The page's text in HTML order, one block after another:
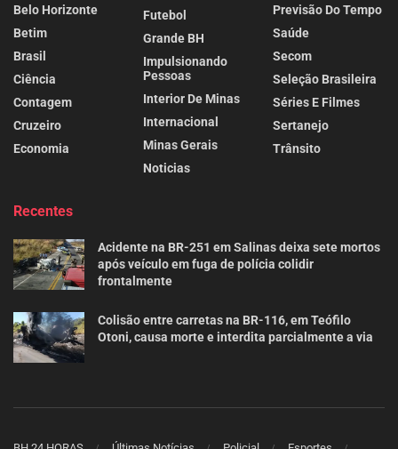
Belo Horizonte
Betim
Brasil
Ciência
Contagem
Cruzeiro
Economia
Futebol
Grande BH
Impulsionando
Pessoas
Interior De Minas
Internacional
Minas Gerais
Noticias
Previsão Do Tempo
Saúde
Secom
Seleção Brasileira
Séries E Filmes
Sertanejo
Trânsito
Recentes
Acidente na BR-251 em Salinas deixa sete mortos
após veículo em fuga de polícia colidir
frontalmente
Colisão entre carretas na BR-116, em Teófilo
Otoni, causa morte e interdita parcialmente a via